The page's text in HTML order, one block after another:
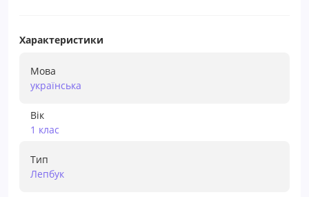
Характеристики
Мова
українська
Вік
1 клас
Тип
Лепбук